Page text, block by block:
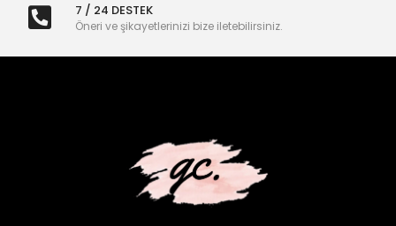
7 / 24 DESTEK
Öneri ve şikayetlerinizi bize iletebilirsiniz.